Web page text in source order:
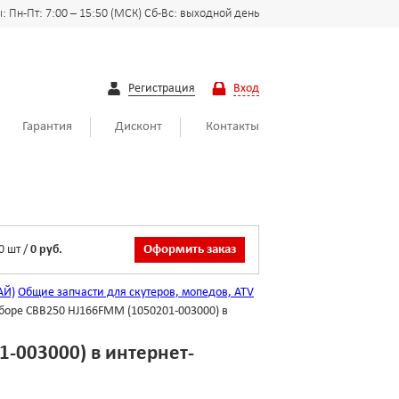
Пн-Пт: 7:00 – 15:50 (МСК) Сб-Вс: выходной день
Регистрация Вход
Гарантия Дисконт Контакты
шт / 0 руб. Оформить заказ
Общие запчасти для скутеров, мопедов, ATV
CBB250 HJ166FMM (1050201-003000) в
003000) в интернет-